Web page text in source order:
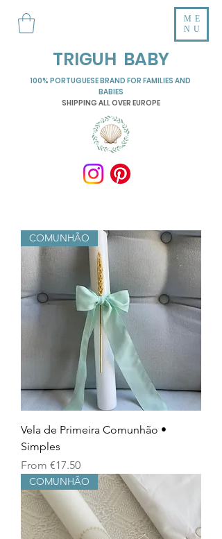
TRIGUH BABY
ME
NU
100% PORTUGUESE BRAND FOR FAMILIES AND
BABIES
SHIPPING ALL OVER EUROPE
COMUNHÃO
Vela de Primeira Comunhão •
Simples
From €17.50
Sale Price
COMUNHÃO